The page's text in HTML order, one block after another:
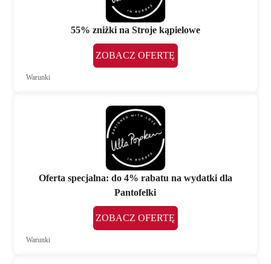
55% zniżki na Stroje kąpielowe
ZOBACZ OFERTĘ
Warunki
Oferta specjalna: do 4% rabatu na wydatki dla
Pantofelki
ZOBACZ OFERTĘ
Warunki